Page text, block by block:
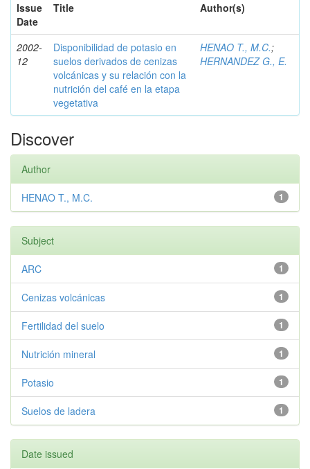
Issue
Date
Title Author(s)
2002-
12
Disponibilidad de potasio en
suelos derivados de cenizas
volcánicas y su relación con la
nutrición del café en la etapa
vegetativa
HENAO T., M.C.;
HERNANDEZ G., E.
Discover
Author
1
HENAO T., M.C.
Subject
1
ARC
1
Cenizas volcánicas
1
Fertilidad del suelo
1
Nutrición mineral
1
Potasio
1
Suelos de ladera
Date issued